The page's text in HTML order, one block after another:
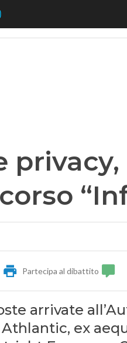
Partecipa al dibattito
arrivate
ex